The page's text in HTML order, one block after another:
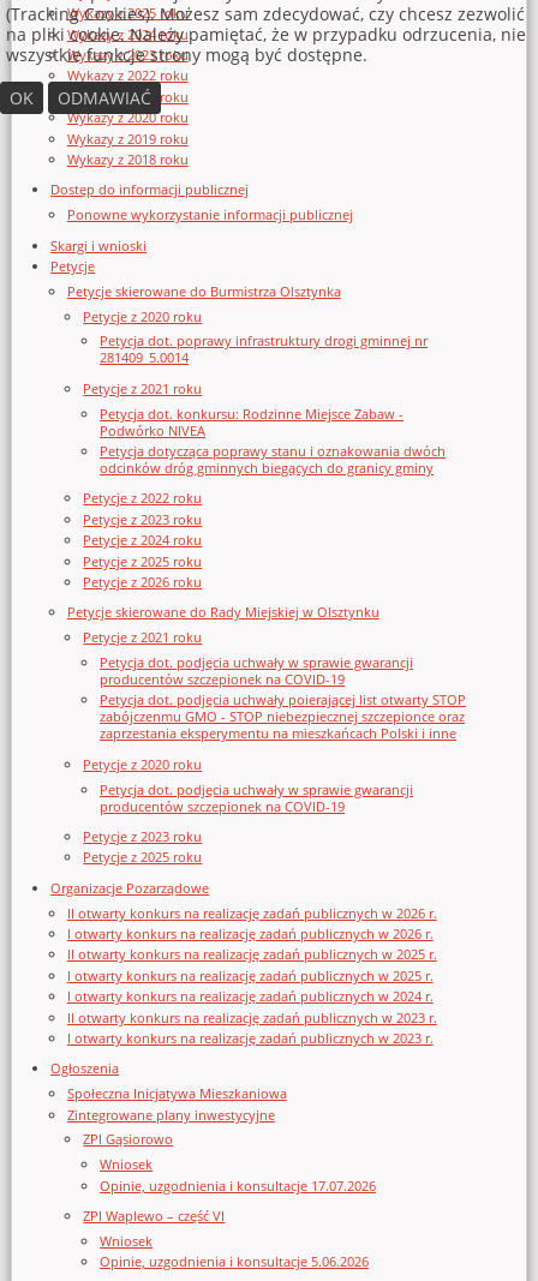
Wykazy z 2025 roku
Wykazy z 2024 roku
Wykazy z 2023 roku
Wykazy z 2022 roku
Wykazy z 2021 roku
Wykazy z 2020 roku
Wykazy z 2019 roku
Wykazy z 2018 roku
Dostęp do informacji publicznej
Ponowne wykorzystanie informacji publicznej
Skargi i wnioski
Petycje
Petycje skierowane do Burmistrza Olsztynka
Petycje z 2020 roku
Petycja dot. poprawy infrastruktury drogi gminnej nr
281409_5.0014
Petycje z 2021 roku
Petycja dot. konkursu: Rodzinne Miejsce Zabaw -
Podwórko NIVEA
Petycja dotycząca poprawy stanu i oznakowania dwóch
odcinków dróg gminnych biegących do granicy gminy
Petycje z 2022 roku
Petycje z 2023 roku
Petycje z 2024 roku
Petycje z 2025 roku
Petycje z 2026 roku
Petycje skierowane do Rady Miejskiej w Olsztynku
Petycje z 2021 roku
Petycja dot. podjęcia uchwały w sprawie gwarancji
producentów szczepionek na COVID-19
Petycja dot. podjęcia uchwały poierającej list otwarty STOP
zabójczenmu GMO - STOP niebezpiecznej szczepionce oraz
zaprzestania eksperymentu na mieszkańcach Polski i inne
Petycje z 2020 roku
Petycja dot. podjęcia uchwały w sprawie gwarancji
producentów szczepionek na COVID-19
Petycje z 2023 roku
Petycje z 2025 roku
Organizacje Pozarządowe
II otwarty konkurs na realizację zadań publicznych w 2026 r.
I otwarty konkurs na realizację zadań publicznych w 2026 r.
II otwarty konkurs na realizację zadań publicznych w 2025 r.
I otwarty konkurs na realizację zadań publicznych w 2025 r.
I otwarty konkurs na realizację zadań publicznych w 2024 r.
II otwarty konkurs na realizację zadań publicznych w 2023 r.
I otwarty konkurs na realizację zadań publicznych w 2023 r.
Ogłoszenia
Społeczna Inicjatywa Mieszkaniowa
Zintegrowane plany inwestycyjne
ZPI Gąsiorowo
Wniosek
Opinie, uzgodnienia i konsultacje 17.07.2026
ZPI Waplewo – część VI
Wniosek
Opinie, uzgodnienia i konsultacje 5.06.2026
(Tracking Cookies). Możesz sam zdecydować, czy chcesz zezwolić
na pliki cookie. Należy pamiętać, że w przypadku odrzucenia, nie
wszystkie funkcje strony mogą być dostępne.
OK
ODMAWIAĆ